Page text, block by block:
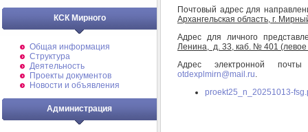
КСК Мирного
Общая информация
Структура
Деятельность
Проекты документов
Новости и объявления
Администрация
Почтовый адрес для
Архангельская область, г.
Адрес для личного
Ленина, д. 33, каб. № 401 (левое
Адрес электронной
otdexplmirn@mail.ru.
proekt25_n_20251013-